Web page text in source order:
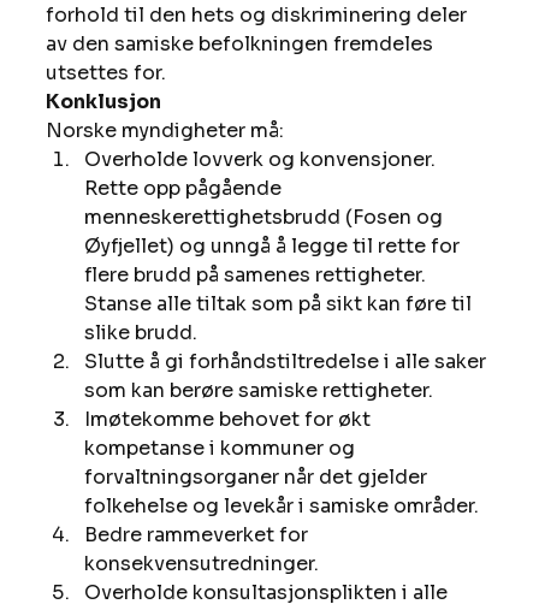
forhold til den hets og diskriminering deler
av den samiske befolkningen fremdeles
utsettes for.
Konklusjon
Norske myndigheter må:
Overholde lovverk og konvensjoner.
Rette opp pågående
menneskerettighetsbrudd (Fosen og
Øyfjellet) og unngå å legge til rette for
flere brudd på samenes rettigheter.
Stanse alle tiltak som på sikt kan føre til
slike brudd.
Slutte å gi forhåndstiltredelse i alle saker
som kan berøre samiske rettigheter.
Imøtekomme behovet for økt
kompetanse i kommuner og
forvaltningsorganer når det gjelder
folkehelse og levekår i samiske områder.
Bedre rammeverket for
konsekvensutredninger.
Overholde konsultasjonsplikten i alle